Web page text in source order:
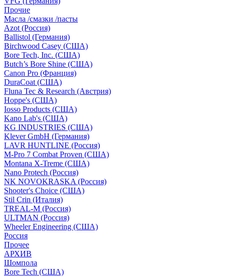
Прочие
Масла /смазки /пасты
Azot (Россия)
Ballistol (Германия)
Birchwood Casey (США)
Bore Tech, Inc. (США)
Butch’s Bore Shine (СШA)
Canon Pro (Франция)
DuraCoat (США)
Fluna Tec & Research (Австрия)
Hoppe's (США)
Iosso Products (США)
Kano Lab's (США)
KG INDUSTRIES (США)
Klever GmbH (Германия)
LAVR HUNTLINE (Россия)
M-Pro 7 Combat Proven (СШA)
Montana X-Treme (США)
Nano Protech (Россия)
NK NOVOKRASKA (Россия)
Shooter's Choice (СШA)
Stil Crin (Италия)
TREAL-M (Россия)
ULTMAN (Россия)
Wheeler Engineering (СШA)
Россия
Прочее
АРХИВ
Шомпола
Bore Tech (США)